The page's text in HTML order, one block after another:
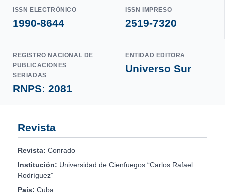
ISSN ELECTRÓNICO
1990-8644
ISSN IMPRESO
2519-7320
REGISTRO NACIONAL DE
PUBLICACIONES
SERIADAS
RNPS: 2081
ENTIDAD EDITORA
Universo Sur
Revista
Revista: Conrado
Institución: Universidad de Cienfuegos “Carlos Rafael
Rodríguez”
País: Cuba